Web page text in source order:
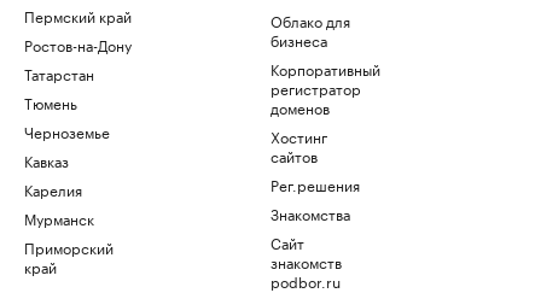
Пермский край
Ростов-на-Дону
Татарстан
Тюмень
Черноземье
Кавказ
Карелия
Мурманск
Приморский
край
Облако для
бизнеса
Корпоративный
регистратор
доменов
Хостинг
сайтов
Рег.решения
Знакомства
Сайт
знакомств
podbor.ru